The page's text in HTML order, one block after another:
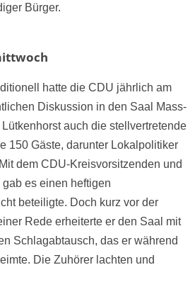
Bürger.
hatte die CDU jährlich am
Diskussion in den Saal Mass-
auch die stellvertretende
150 Gäste, darunter Lokalpolitiker
dem CDU-Kreisvorsitzenden und
es einen heftigen
beteiligte. Doch kurz vor der
Rede erheiterte er den Saal mit
Schlagabtausch, das er während
Die Zuhörer lachten und